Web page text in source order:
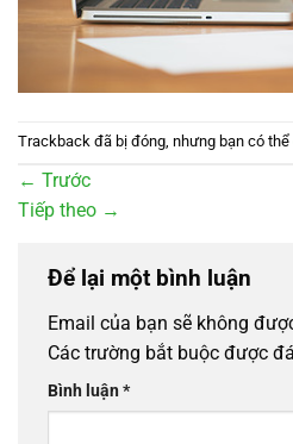
Trackback đã bị đóng, nhưng bạn có thể
← Trước
Tiếp theo →
Để lại một bình luận
Email của bạn sẽ không
Các trường bắt buộc được
Bình luận*